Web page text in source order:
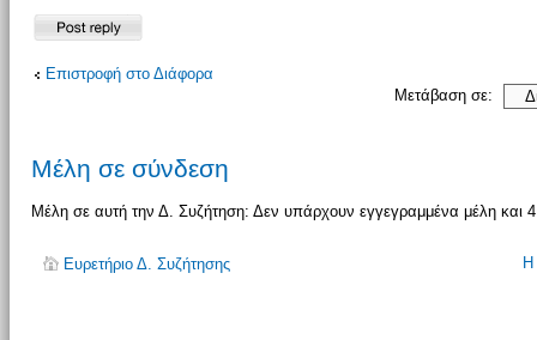
Δημιουργία
απάντησης
Επιστροφή στο Διάφορα
Μετάβαση σε:
Μέλη σε σύνδεση
Μέλη σε αυτή την Δ. Συζήτηση: Δεν υπάρχουν εγγεγραμμένα μέλη και 4
Ευρετήριο Δ. Συζήτησης Η